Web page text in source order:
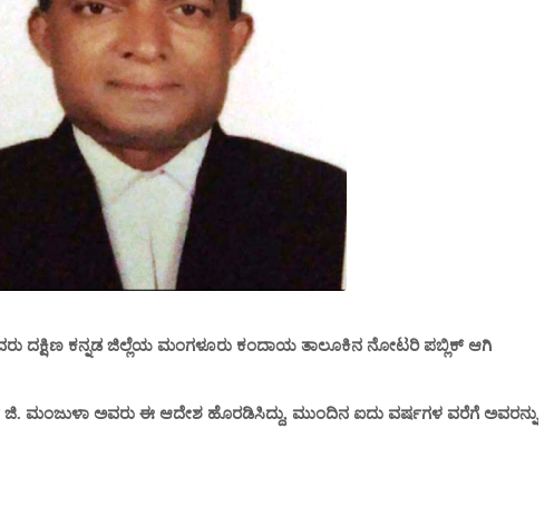
ದಕ್ಷಿಣ ಕನ್ನಡ ಜಿಲ್ಲೆಯ ಮಂಗಳೂರು ಕಂದಾಯ ತಾಲೂಕಿನ ನೋಟರಿ ಪಬ್ಲಿಕ್ ಆಗಿ
ಮಂಜುಳಾ ಅವರು ಈ ಆದೇಶ ಹೊರಡಿಸಿದ್ದು, ಮುಂದಿನ ಐದು ವರ್ಷಗಳ ವರೆಗೆ ಅವರನ್ನು